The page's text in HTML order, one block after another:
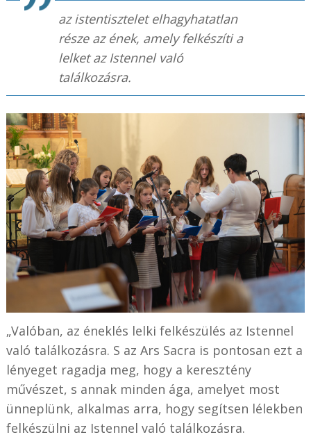
az istentisztelet elhagyhatatlan
része az ének, amely felkészíti a
lelket az Istennel való
találkozásra.
„Valóban, az éneklés lelki felkészülés az Istennel
való találkozásra. S az Ars Sacra is pontosan ezt a
lényeget ragadja meg, hogy a keresztény
művészet, s annak minden ága, amelyet most
ünneplünk, alkalmas arra, hogy segítsen lélekben
felkészülni az Istennel való találkozásra.